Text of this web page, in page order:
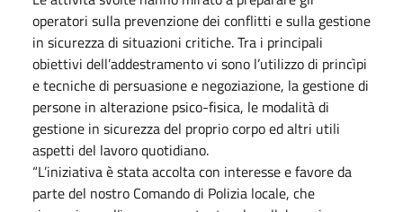
operatori sulla prevenzione dei conflitti e sulla gestione
in sicurezza di situazioni critiche. Tra i principali
obiettivi dell’addestramento vi sono l’utilizzo di princìpi
e tecniche di persuasione e negoziazione, la gestione di
persone in alterazione psico-fisica, le modalità di
gestione in sicurezza del proprio corpo ed altri utili
aspetti del lavoro quotidiano.
“L’iniziativa è stata accolta con interesse e favore da
parte del nostro Comando di Polizia locale, che